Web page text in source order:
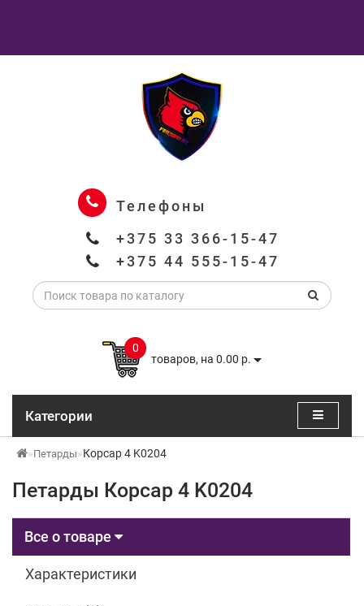
Телефоны
+375 33 366-15-47
+375 44 555-15-47
0
товаров, на 0.00 р.
Категории
Петарды Корсар 4 K0204
Петарды Корсар 4 K0204
Все о товаре
Характеристики